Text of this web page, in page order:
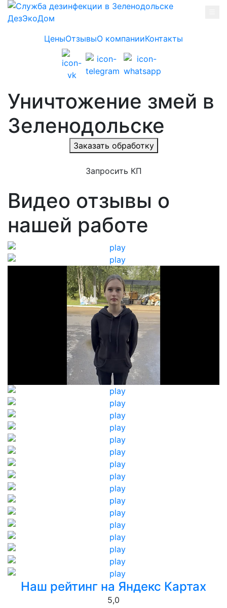
Skip to main content
ЦеныОтзывыО компанииКонтакты
Уничтожение змей в
Зеленодольске
Заказать обработку
Запросить КП
Видео отзывы о
нашей работе
Наш рейтинг на Яндекс Картах
5,0